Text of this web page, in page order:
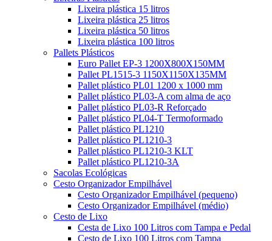
Lixeira plástica 15 litros
Lixeira plástica 25 litros
Lixeira plástica 50 litros
Lixeira plástica 100 litros
Pallets Plásticos
Euro Pallet EP-3 1200X800X150MM
Pallet PL1515-3 1150X1150X135MM
Pallet plástico PL01 1200 x 1000 mm
Pallet plástico PL03-A com alma de aço
Pallet plástico PL03-R Reforçado
Pallet plástico PL04-T Termoformado
Pallet plástico PL1210
Pallet plástico PL1210-3
Pallet plástico PL1210-3 KLT
Pallet plástico PL1210-3A
Sacolas Ecológicas
Cesto Organizador Empilhável
Cesto Organizador Empilhável (pequeno)
Cesto Organizador Empilhável (médio)
Cesto de Lixo
Cesta de Lixo 100 Litros com Tampa e Pedal
Cesto de Lixo 100 Litros com Tampa